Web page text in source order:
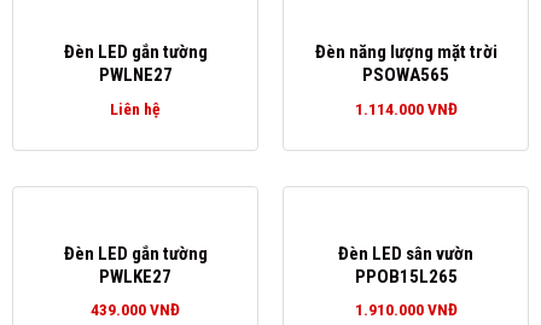
Đèn LED gắn tường
PWLNE27
Liên hệ
Đèn năng lượng mặt trời
PSOWA565
1.114.000VNĐ
Đèn LED gắn tường
PWLKE27
439.000VNĐ
Đèn LED sân vườn
PPOB15L265
1.910.000VNĐ